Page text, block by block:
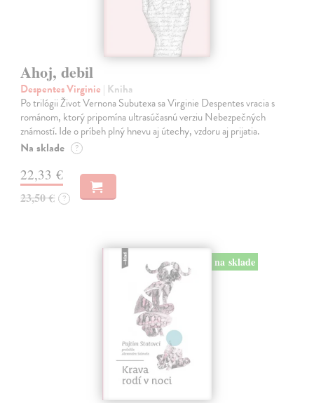
Ahoj, debil
Despentes Virginie | Kniha
Po trilógii Život Vernona Subutexa sa Virginie Despentes vracia s
románom, ktorý pripomína ultrasúčasnú verziu Nebezpečných
známostí. Ide o príbeh plný hnevu aj útechy, vzdoru aj prijatia.
Na sklade ?
22,33 €
23,50 € ?
na sklade